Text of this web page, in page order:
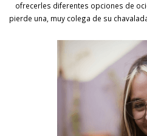
ofrecerles diferentes opciones de
pierde una, muy colega de su